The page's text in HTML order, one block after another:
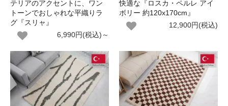
テリアのアクセントに、ワン
トーンでおしゃれな平織りラ
グ『スリャ』
6,990円(税込)～
快適な『ロスカ・ペルレ アイ
ボリー 約120x170cm』
12,900円(税込)